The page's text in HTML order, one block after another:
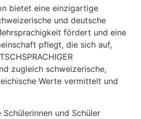
bietet eine einzigartige
und deutsche
fördert und eine
pflegt, die sich auf,
zugleich schweizerische,
Werte vermittelt und
und Schüler